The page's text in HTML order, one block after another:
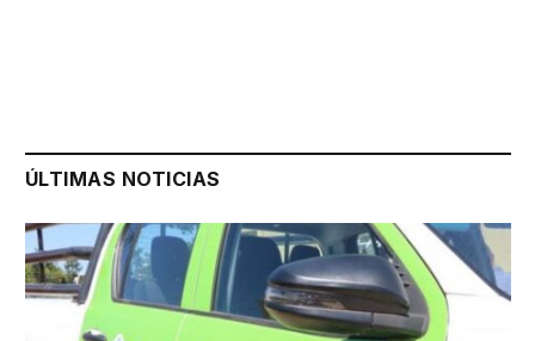
ÚLTIMAS NOTICIAS